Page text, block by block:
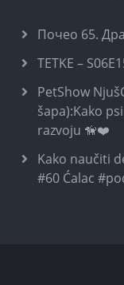
Почео 65.
TETKE –
PetShow
šapa):Kako
razvoju 🦮❤️
Kako naučiti
#60 Ćalac